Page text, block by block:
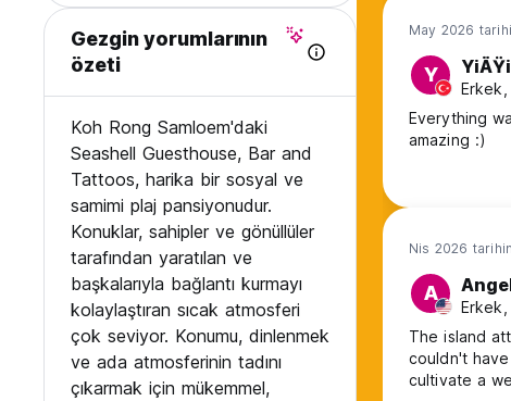
Gezgin yorumlarının
özeti
Koh Rong Samloem'daki
Seashell Guesthouse, Bar and
Tattoos, harika bir sosyal ve
samimi plaj pansiyonudur.
Konuklar, sahipler ve gönüllüler
tarafından yaratılan ve
başkalarıyla bağlantı kurmayı
kolaylaştıran sıcak atmosferi
çok seviyor. Konumu, dinlenmek
ve ada atmosferinin tadını
çıkarmak için mükemmel,
May 2026
Y
Everything
amazing :)
Nis 2026
A
The island
couldn't
cultivate a